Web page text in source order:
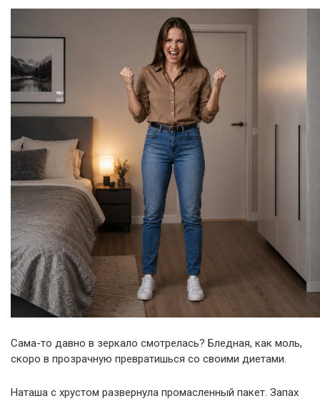
Сама-то давно в зеркало смотрелась? Бледная, как моль,
скоро в прозрачную превратишься со своими диетами.
Наташа с хрустом развернула промасленный пакет. Запах